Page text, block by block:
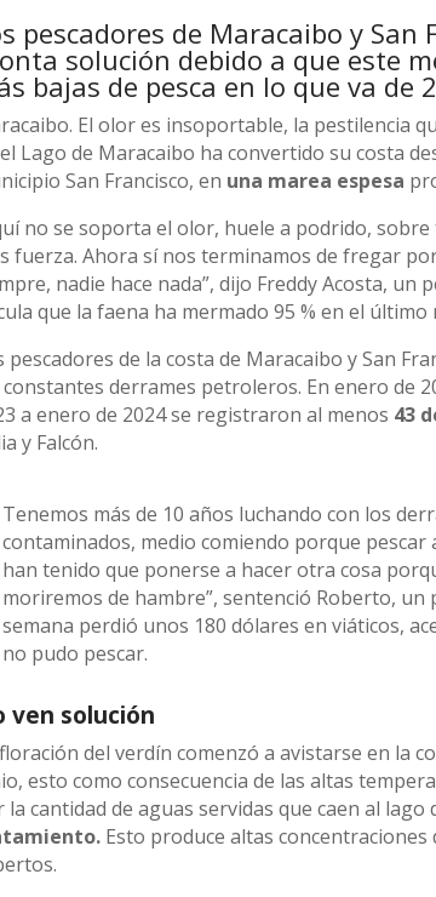
pescadores de Maracaibo y San
solución debido a que este
bajas de pesca en lo que va de
El olor es insoportable, la pestilencia
Lago de Maracaibo ha convertido su costa
San Francisco, en una marea espesa
no se soporta el olor, huele a podrido,
fuerza. Ahora sí nos terminamos de fregar
nadie hace nada”, dijo Freddy Acosta, un
que la faena ha mermado 95 % en el último
pescadores de la costa de Maracaibo y San
derrames petroleros. En enero de
a enero de 2024 se registraron al menos 43
y Falcón.
Tenemos más de 10 años luchando con los
contaminados, medio comiendo porque
han tenido que ponerse a hacer otra cosa
moriremos de hambre”, sentenció Roberto, un
semana perdió unos 180 dólares en viáticos,
no pudo pescar.
ven solución
del verdín comenzó a avistarse en la
esto como consecuencia de las altas
la cantidad de aguas servidas que caen al lago
Esto produce altas